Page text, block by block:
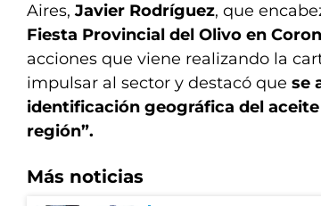
Aires, Javier Rodríguez, que
Fiesta Provincial del Olivo en
acciones que viene realizando la
impulsar al sector y destacó que se
identificación geográfica del
región”.
Más noticias